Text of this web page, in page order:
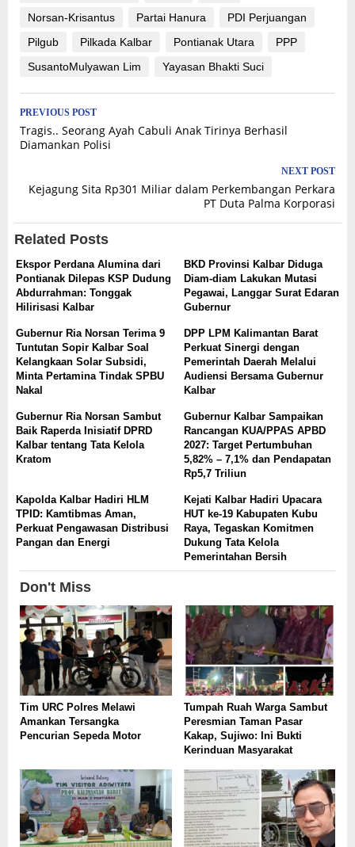
Norsan-Krisantus
Partai Hanura
PDI Perjuangan
Pilgub
Pilkada Kalbar Pontianak Utara
PPP
SusantoMulyawan Lim
Yayasan Bhakti Suci
Post
navigation
PREVIOUS POST
Tragis.. Seorang Ayah Cabuli Anak Tirinya Berhasil
Diamankan Polisi
NEXT POST
Kejagung Sita Rp301 Miliar dalam Perkembangan Perkara
PT Duta Palma Korporasi
Related Posts
Ekspor Perdana Alumina dari
Pontianak Dilepas KSP Dudung
Abdurrahman: Tonggak
Hilirisasi Kalbar
BKD Provinsi Kalbar Diduga
Diam-diam Lakukan Mutasi
Pegawai, Langgar Surat Edaran
Gubernur
Gubernur Ria Norsan Terima 9
Tuntutan Sopir Kalbar Soal
Kelangkaan Solar Subsidi,
Minta Pertamina Tindak SPBU
Nakal
DPP LPM Kalimantan Barat
Perkuat Sinergi dengan
Pemerintah Daerah Melalui
Audiensi Bersama Gubernur
Kalbar
Gubernur Ria Norsan Sambut
Baik Raperda Inisiatif DPRD
Kalbar tentang Tata Kelola
Kratom
Gubernur Kalbar Sampaikan
Rancangan KUA/PPAS APBD
2027: Target Pertumbuhan
5,82% – 7,1% dan Pendapatan
Rp5,7 Triliun
Kapolda Kalbar Hadiri HLM
TPID: Kamtibmas Aman,
Perkuat Pengawasan Distribusi
Pangan dan Energi
Kejati Kalbar Hadiri Upacara
HUT ke-19 Kabupaten Kubu
Raya, Tegaskan Komitmen
Dukung Tata Kelola
Pemerintahan Bersih
Don't Miss
Tim URC Polres Melawi
Amankan Tersangka
Pencurian Sepeda Motor
Tumpah Ruah Warga Sambut
Peresmian Taman Pasar
Kakap, Sujiwo: Ini Bukti
Kerinduan Masyarakat